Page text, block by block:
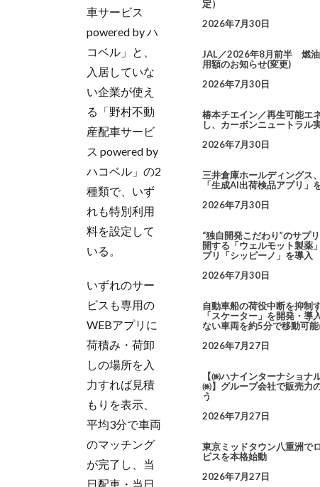
車サービス
powered by ハ
コベル」と、
入居していな
い企業が使え
る「野村不動
産配車サービ
ス powered by
ハコベル」の2
種類で、いず
れも特別利用
料を設定して
いる。
いずれのサー
ビスも専用の
WEBアプリに
荷積み・荷卸
しの場所を入
力すれば見積
もりを表示、
平均3分で車両
のマッチング
が完了し、当
日配車・当日
定）
2026年7月30日
JAL／2026年8月前半 燃油
用額のお知らせ(変更)
2026年7月30日
椿本チエイン／再生可能エ
し、カーボンニュートラル
2026年7月30日
三井倉庫ホールディングス
「生成AI出荷検品アプリ」
2026年7月30日
“独自開発こだわり”のサプ
開する「ウェルモット製薬
プリ「シッピーノ」を導入
2026年7月30日
自動車船の荷役中断を抑制
「スケーター」を開発・導
ない車両を約5分で移動可能
2026年7月27日
【㈱ハナインターナショナ
㈱】グループ会社で販売力
う
2026年7月27日
東京ミッドタウン八重洲で
ビスを本格始動
2026年7月27日